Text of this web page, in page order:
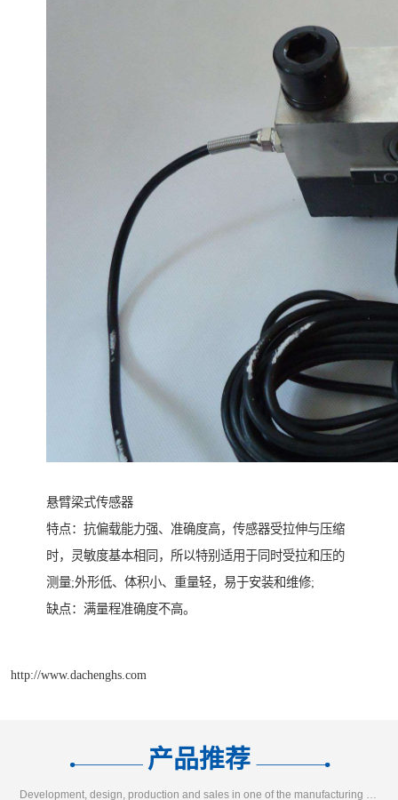
悬臂梁式传感器
特点：抗偏载能力强、准确度高，传感器受拉伸与压缩
时，灵敏度基本相同，所以特别适用于同时受拉和压的
测量;外形低、体积小、重量轻，易于安装和维修;
缺点：满量程准确度不高。
http://www.dachenghs.com
产品推荐
Development, design, production and sales in one of the manufacturing enterprises